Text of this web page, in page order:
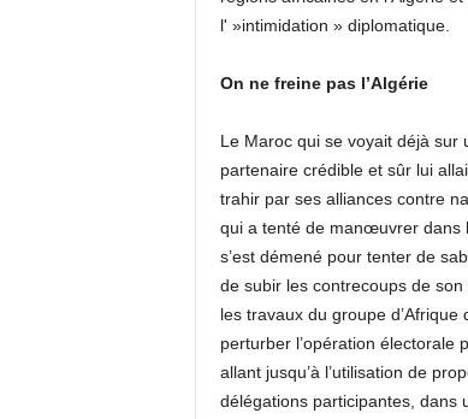
l' »intimidation » diplomatique.
On ne freine pas l’Algérie
Le Maroc qui se voyait déjà sur
partenaire crédible et sûr lui
trahir par ses alliances contre
qui a tenté de manœuvrer dans
s’est démené pour tenter de
de subir les contrecoups de
les travaux du groupe
perturber l’opération électorale
allant jusqu’à l’utilisation de
délégations participantes, dans